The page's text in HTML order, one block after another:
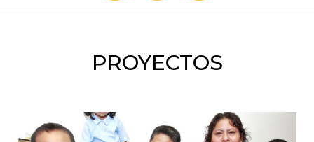
PROYECTOS